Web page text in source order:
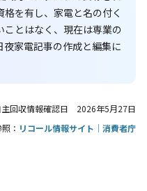
を有し、家電と名の付く
とはなく、現在は専業の
家電記事の作成と編集に
主回収情報確認日 2026年5月27日
： リコール情報サイト｜消費者庁